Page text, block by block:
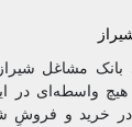
بانک مشاغل
واسطه‌ای در
در خرید و فروشِ